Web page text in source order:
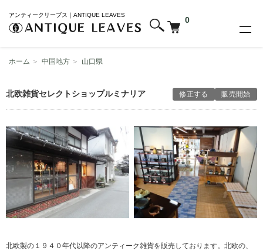
アンティークリーブス｜ANTIQUE LEAVES
0
ホーム ＞ 中国地方 ＞ 山口県
北欧雑貨セレクトショップルミナリア 修正する 販売開始
北欧製の１９４０年代以降のアンティーク雑貨を販売しております。北欧の、